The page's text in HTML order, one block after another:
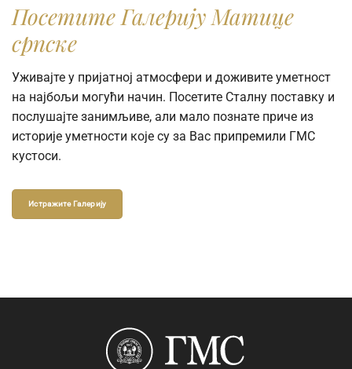
Посетите Галерију Матице
српске
Уживајте у пријатној атмосфери и доживите уметност
на најбољи могући начин. Посетите Сталну поставку и
послушајте занимљиве, али мало познате приче из
историје уметности које су за Вас припремили ГМС
кустоси.
Истражите Галерију